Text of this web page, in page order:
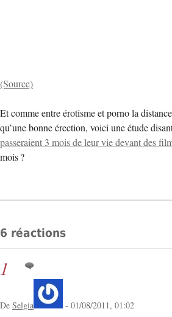
(Source)
Et comme entre érotisme et porno la
qu’une bonne érection, voici une étude
passeraient 3 mois de leur vie devant des
mois ?
6 réactions
1
De Selgia - 01/08/2011, 01:02